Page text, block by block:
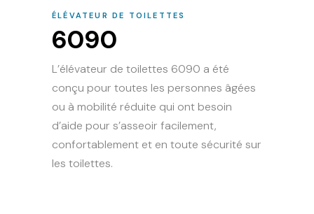
ÉLÉVATEUR DE TOILETTES
6090
L’élévateur de toilettes 6090 a été
conçu pour toutes les personnes âgées
ou à mobilité réduite qui ont besoin
d’aide pour s’asseoir facilement,
confortablement et en toute sécurité sur
les toilettes.